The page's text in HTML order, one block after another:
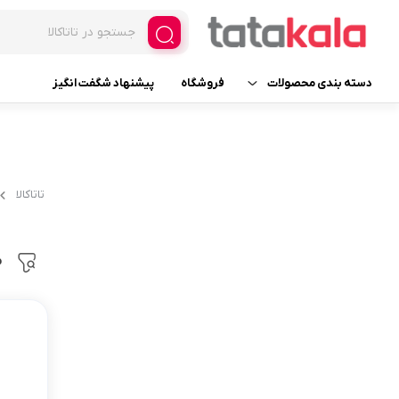
دسته بندی محصولات فروشگاه پیشنهاد شگفت انگیز
تاتاکالا